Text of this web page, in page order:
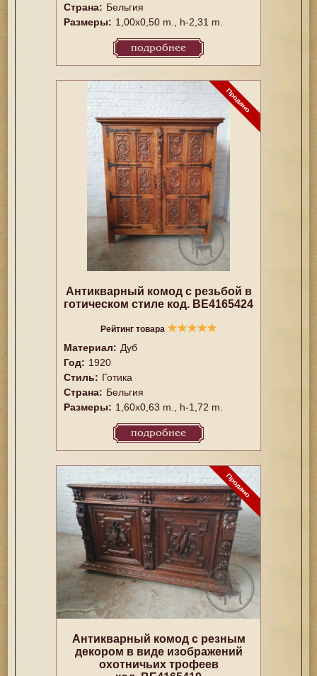
Страна: Бельгия
Размеры: 1,00x0,50 m., h-2,31 m.
подробнее
Антикварный комод с резьбой в
готическом стиле код. BE4165424
Рейтинг товара ★★★★★
Материал: Дуб
Год: 1920
Стиль: Готика
Страна: Бельгия
Размеры: 1,60x0,63 m., h-1,72 m.
подробнее
Антикварный комод с резным
декором в виде изображений
охотничьих трофеев